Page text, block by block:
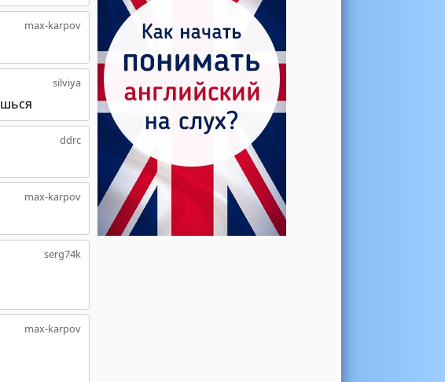
max-karpov
silviya
ddrc
max-karpov
serg74k
max-karpov
Артемов Иван →
Болит и опухло колено
Чернов Игорь →Болят суставы при занятиях
спортом